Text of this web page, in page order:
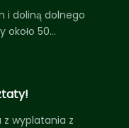
i doliną dolnego
około 50…
z wyplatania z